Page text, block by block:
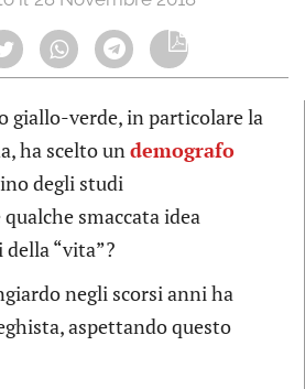
giallo-verde, in particolare la
ha scelto undemografo
degli studi
smaccata idea
“vita”?
negli scorsi anni ha
aspettando questo